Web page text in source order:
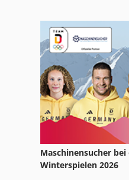
Maschinensucher
Winterspielen 2026